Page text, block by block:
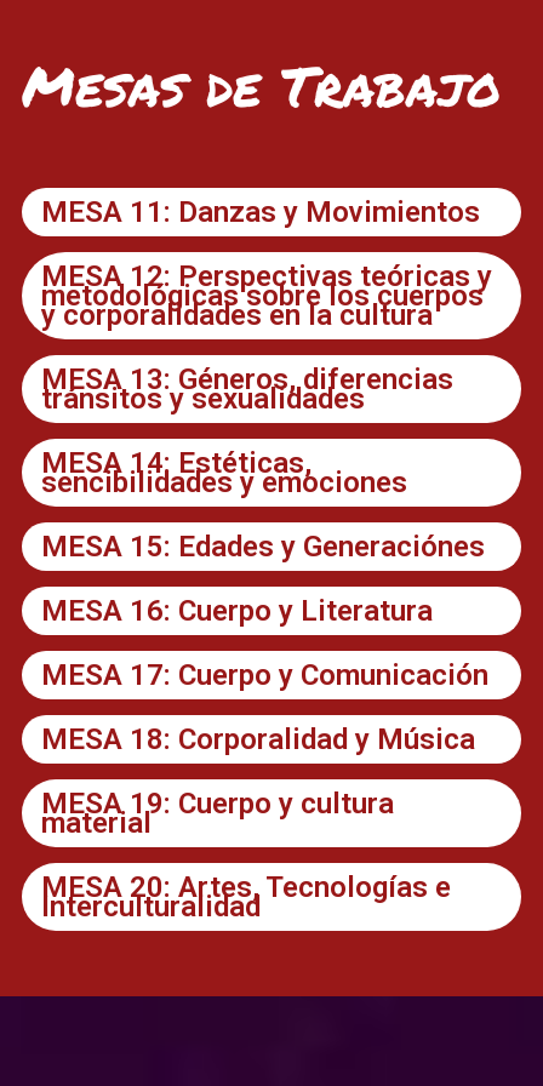
Mesas de Trabajo
MESA 11: Danzas y Movimientos
MESA 12: Perspectivas teóricas y
metodológicas sobre los cuerpos
y corporalidades en la cultura
MESA 13: Géneros, diferencias
tránsitos y sexualidades
MESA 14: Estéticas,
sencibilidades y emociones
MESA 15: Edades y Generaciónes
MESA 16: Cuerpo y Literatura
MESA 17: Cuerpo y Comunicación
MESA 18: Corporalidad y Música
MESA 19: Cuerpo y cultura
material
MESA 20: Artes, Tecnologías e
Interculturalidad